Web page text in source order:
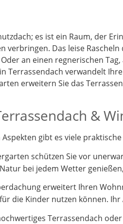
es ist ein Raum, der
verbringen. Das leise
an einen regnerischen
Terrassendach verwandelt
erweitern Sie das
&
gibt es viele
schützen Sie vor
bei jedem Wetter
erweitert Ihren
die Kinder nutzen können.
Terrassendach